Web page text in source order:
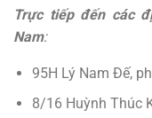
Trực tiếp đến các
Nam:
95H Lý Nam Đế,
8/16 Huỳnh Thúc